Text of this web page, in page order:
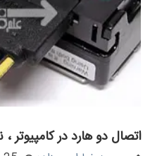
اتصال دو هارد در